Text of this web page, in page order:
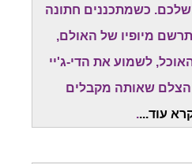
שלכם. כשמתכננים חתונה
מיופיו של האולם,
לשמוע את הדי-ג'יי
הצלם שאותה מקבלים
עוד...
.